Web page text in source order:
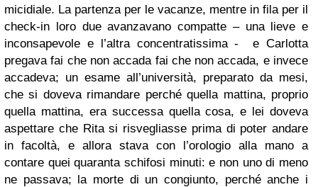
micidiale. La partenza per le vacanze, mentre in fila per il
check-in loro due avanzavano compatte – una lieve e
inconsapevole e l’altra concentratissima -
e Carlotta
pregava fai che non accada fai che non accada, e invece
accadeva; un esame all’università, preparato da mesi,
che si doveva rimandare perché quella mattina, proprio
quella mattina, era successa quella cosa, e lei doveva
aspettare che Rita si risvegliasse prima di poter andare
in facoltà, e allora stava con l’orologio alla mano a
contare quei quaranta schifosi minuti: e non uno di meno
ne passava; la morte di un congiunto, perché anche i